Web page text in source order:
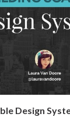
Design